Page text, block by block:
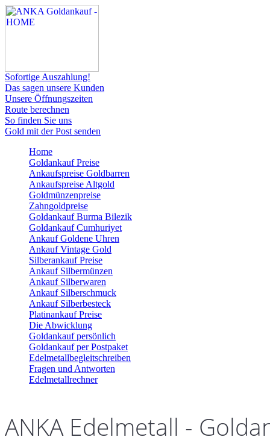
Sofortige Auszahlung!
Das sagen unsere Kunden
Unsere Öffnungszeiten
Route berechnen
So finden Sie uns
Gold mit der Post senden
Home
Goldankauf Preise
Ankaufspreise Goldbarren
Ankaufspreise Altgold
Goldmünzenpreise
Zahngoldpreise
Goldankauf Burma Bilezik
Goldankauf Cumhuriyet
Ankauf Goldene Uhren
Ankauf Vintage Gold
Silberankauf Preise
Ankauf Silbermünzen
Ankauf Silberwaren
Ankauf Silberschmuck
Ankauf Silberbesteck
Platinankauf Preise
Die Abwicklung
Goldankauf persönlich
Goldankauf per Postpaket
Edelmetallbegleitschreiben
Fragen und Antworten
Edelmetallrechner
ANKA Edelmetall -